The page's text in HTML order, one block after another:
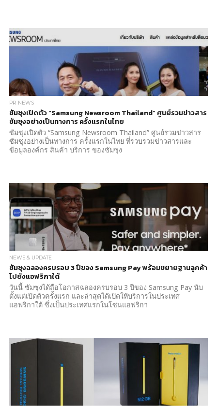
PR NEWS
ซัมซุงเปิดตัว “Samsung Newsroom Thailand” ศูนย์รวมข่าวสาร
ซัมซุงอย่างเป็นทางการ ครั้งแรกในไทย
ซัมซุงเปิดตัว “Samsung Newsroom Thailand” ศูนย์รวมข่าวสาร
ซัมซุงอย่างเป็นทางการ ครั้งแรกในไทย ที่รวบรวมข่าวสารและ
ข้อมูลองค์กร สินค้า บริการ ของซัมซุง
NEWS & UPDATE
ซัมซุงฉลองครบรอบ 3 ปีของ Samsung Pay พร้อมขยายฐานลูกค้า
ไปยังแอฟริกาใต้
วันนี้ ซัมซุงได้ถือโอกาสฉลองครบรอบ 3 ปีของ Samsung Pay นับ
ตั้งแต่เปิดตัวครั้งแรก และล่าสุดได้เปิดให้บริการในประเทศ
แอฟริกาใต้ ซึ่งเป็นประเทศแรกในโซนแอฟริกา